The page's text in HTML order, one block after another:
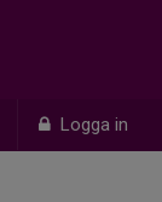
Logga in